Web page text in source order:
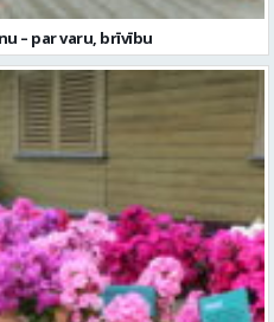
izstāde “Vasaras ziedi